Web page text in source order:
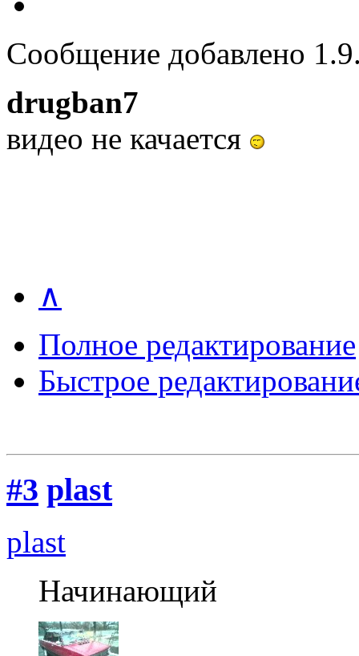
Сообщение добавлено
drugban7
видео не качается
∧
Полное редактирование
Быстрое
#3 plast
plast
Начинающий